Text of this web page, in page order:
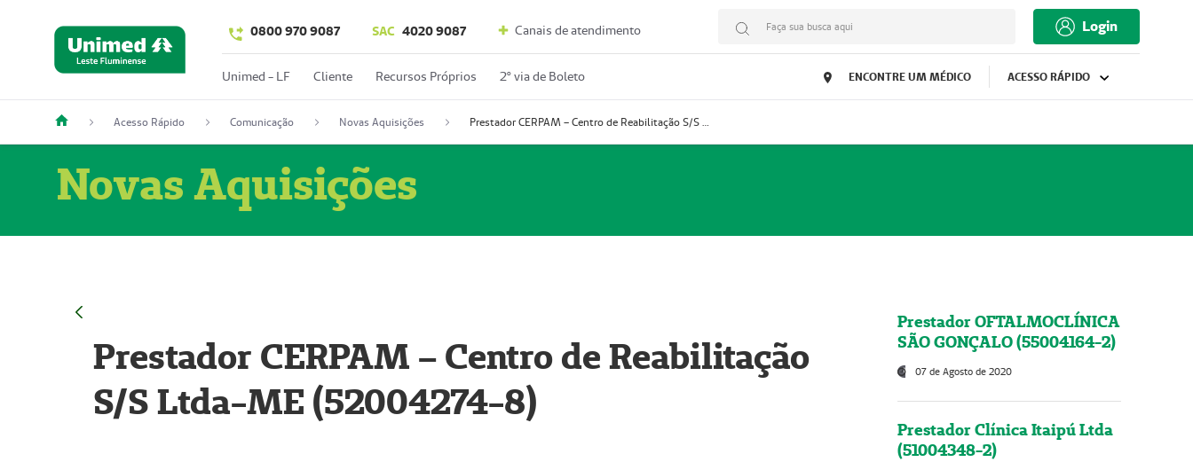
0800 970 9087 SAC 4020 9087 Canais de atendimento Faça sua busca aqui Login
Unimed - LF Cliente Recursos Próprios 2º via de Boleto ENCONTRE UM MÉDICO ACESSO RÁPIDO
Acesso Rápido Comunicação Novas Aquisições Prestador CERPAM – Centro de Reabilitação S/S Ltda-ME (52004274-8)
Novas Aquisições
Prestador CERPAM – Centro de Reabilitação
S/S Ltda-ME (52004274-8)
Prestador OFTALMOCLÍNICA
SÃO GONÇALO (55004164-2)
07 de Agosto de 2020
Prestador Clínica Itaipú Ltda
(51004348-2)